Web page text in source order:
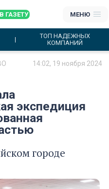
ГАЗЕТУ МЕНЮ
ТОП НАДЕЖНЫХ
КОМПАНИЙ
14:02, 19 ноября 2024
экспедиция
городе